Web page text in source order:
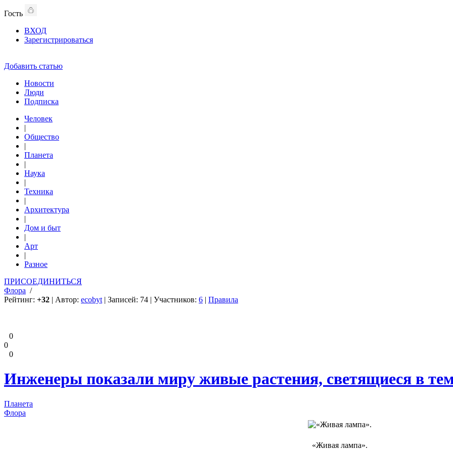
Гость
ВХОД
Зарегистрироваться
Добавить статью
Новости
Люди
Подписка
Человек
|
Общество
|
Планета
|
Наука
|
Техника
|
Архитектура
|
Дом и быт
|
Арт
|
Разное
ПРИСОЕДИНИТЬСЯ
Флора /
Рейтинг: +32 | Автор: ecobyt | Записей: 74 | Участников: 6 | Правила
0
0
0
Инженеры показали миру живые растения, светящиеся в
Планета
Флора
«Живая лампа».